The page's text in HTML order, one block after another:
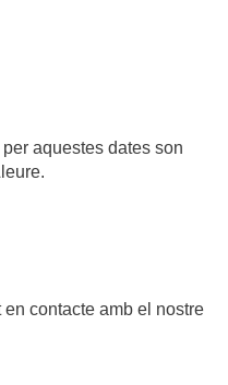
aquestes dates son
contacte amb el nostre